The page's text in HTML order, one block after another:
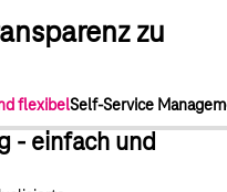
zu
flexibelSelf-Service
- einfach und